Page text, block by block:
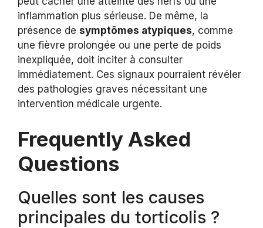
inflammation plus sérieuse. De même, la
présence de symptômes atypiques, comme
une fièvre prolongée ou une perte de poids
inexpliquée, doit inciter à consulter
immédiatement. Ces signaux pourraient révéler
des pathologies graves nécessitant une
intervention médicale urgente.
Frequently Asked
Questions
Quelles sont les causes
principales du torticolis ?